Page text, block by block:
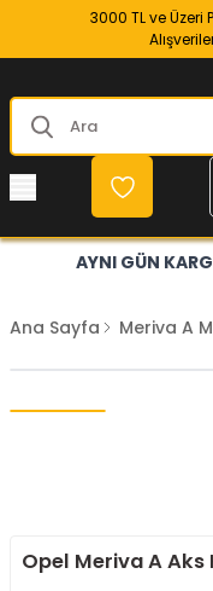
3000 TL ve Üzeri
AYNI GÜN
Ana Sayfa Meriva A
Opel Meriva A Aks